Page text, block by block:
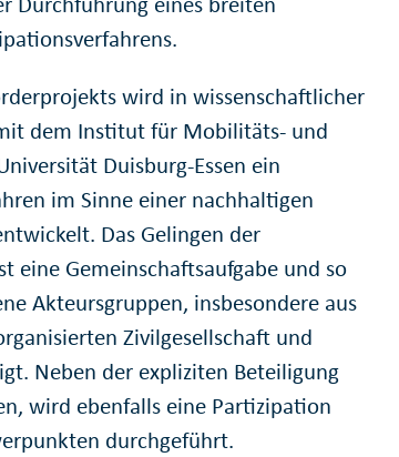
wird in wissenschaftlicher
dem Institut für Mobilitäts- und
Duisburg-Essen ein
im Sinne einer nachhaltigen
Das Gelingen der
eine Gemeinschaftsaufgabe und so
Akteursgruppen, insbesondere aus
Zivilgesellschaft und
Neben der expliziten Beteiligung
wird ebenfalls eine Partizipation
durchgeführt.